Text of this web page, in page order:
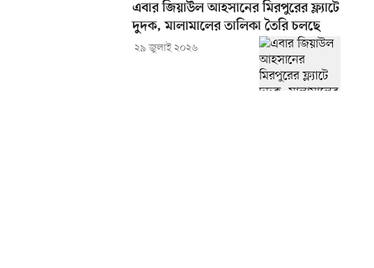
এবার জিয়াউল আহসানের মিরপুরের ফ্ল্যাটে
দুদক, মালামালের তালিকা তৈরি চলছে
২৯ জুলাই ২০২৬